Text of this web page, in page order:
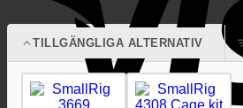
TILLGÄNGLIGA ALTERNATIV